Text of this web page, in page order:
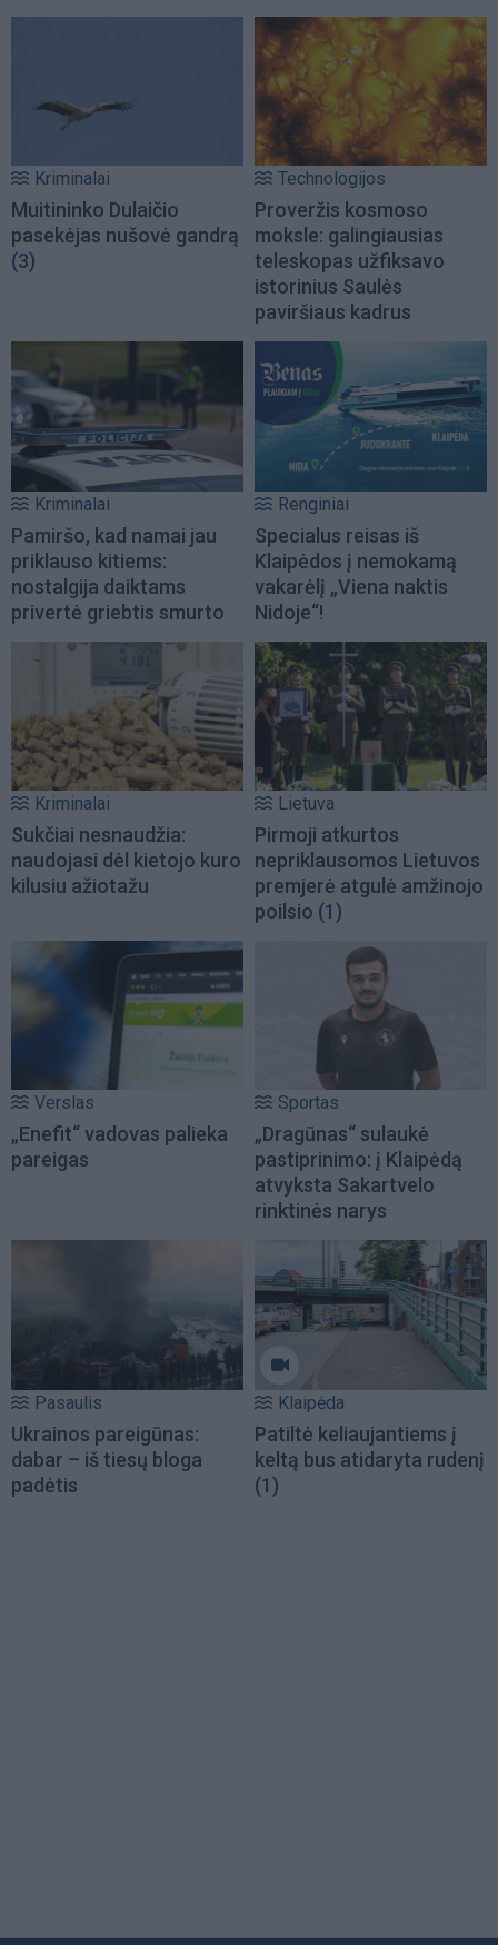
Kriminalai
Muitininko Dulaičio
pasekėjas nušovė gandrą
(3)
Technologijos
Proveržis kosmoso
moksle: galingiausias
teleskopas užfiksavo
istorinius Saulės
paviršiaus kadrus
Kriminalai
Pamiršo, kad namai jau
priklauso kitiems:
nostalgija daiktams
privertė griebtis smurto
Renginiai
Specialus reisas iš
Klaipėdos į nemokamą
vakarėlį „Viena naktis
Nidoje“!
Kriminalai
Sukčiai nesnaudžia:
naudojasi dėl kietojo kuro
kilusiu ažiotažu
Lietuva
Pirmoji atkurtos
nepriklausomos Lietuvos
premjerė atgulė amžinojo
poilsio (1)
Verslas
„Enefit“ vadovas palieka
pareigas
Sportas
„Dragūnas“ sulaukė
pastiprinimo: į Klaipėdą
atvyksta Sakartvelo
rinktinės narys
Pasaulis
Ukrainos pareigūnas:
dabar – iš tiesų bloga
padėtis
Klaipėda
Patiltė keliaujantiems į
keltą bus atidaryta rudenį
(1)